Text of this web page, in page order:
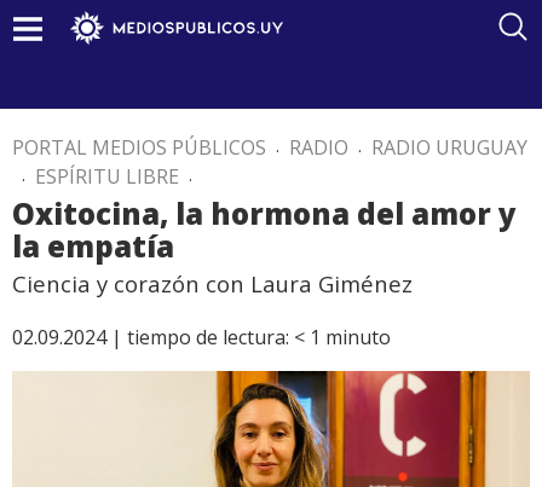
PORTAL MEDIOS PÚBLICOS . RADIO . RADIO URUGUAY
. ESPÍRITU LIBRE .
Oxitocina, la hormona del amor y
la empatía
Ciencia y corazón con Laura Giménez
02.09.2024 | tiempo de lectura: < 1 minuto